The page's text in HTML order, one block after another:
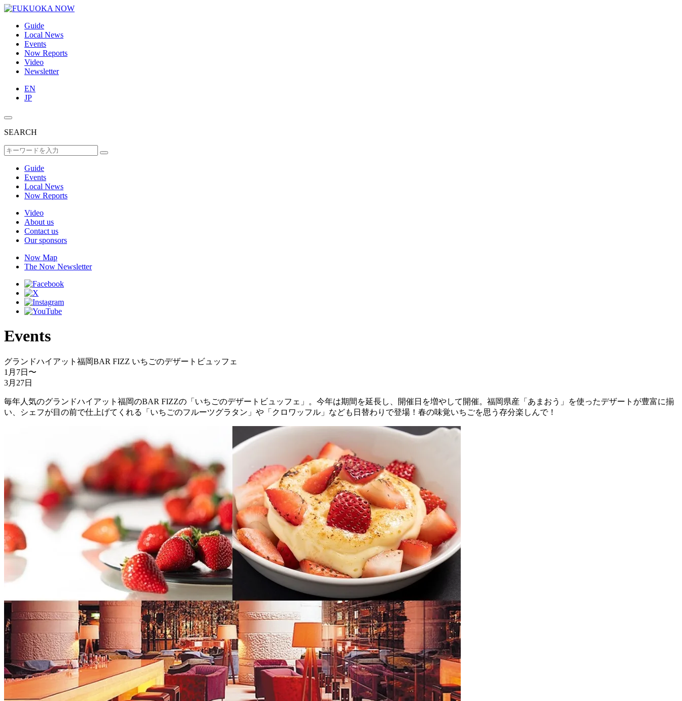
Guide
Local News
Events
Now Reports
Video
Newsletter
EN
JP
SEARCH
Guide
Events
Local News
Now Reports
Video
About us
Contact us
Our sponsors
Now Map
The Now Newsletter
Events
グランドハイアット福岡BAR FIZZ いちごのデザートビュッフェ
1月7日 〜
3月27日
毎年人気のグランドハイアット福岡のBAR FIZZの「いちごのデザートビュッフェ」。今年は期間を延長し、開催日を増やして開催。福岡県産「あまおう」を使ったデザートが豊富に揃
い、シェフが目の前で仕上げてくれる「いちごのフルーツグラタン」や「クロワッフル」なども日替わりで登場！春の味覚いちごを思う存分楽しんで！